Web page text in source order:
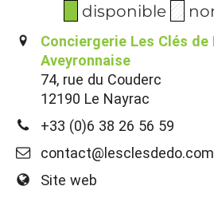
disponible
Conciergerie Les Clés de
Aveyronnaise
74, rue du Couderc
12190 Le Nayrac
+33 (0)6 38 26 56 59
contact@lesclesdedo.com
Site web